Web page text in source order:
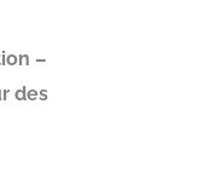
–
des